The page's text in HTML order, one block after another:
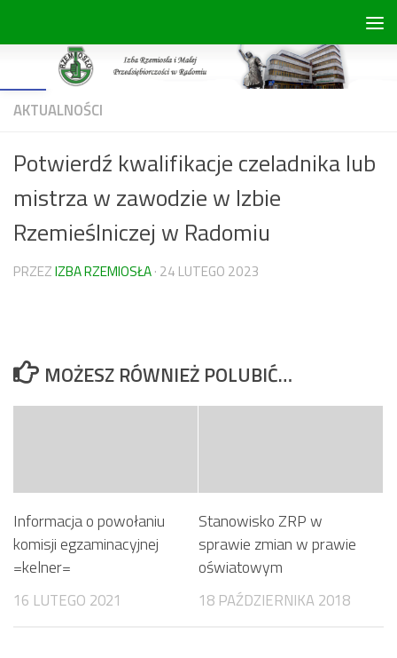
Open toolbar
AKTUALNOŚCI
Potwierdź kwalifikacje czeladnika lub
mistrza w zawodzie w Izbie
Rzemieślniczej w Radomiu
PRZEZIZBA RZEMIOSŁA· 24 LUTEGO 2023
MOŻESZ RÓWNIEŻ POLUBIĆ…
Informacja o powołaniu
komisji egzaminacyjnej
=kelner=
16 LUTEGO 2021
Stanowisko ZRP w
sprawie zmian w prawie
oświatowym
18 PAŹDZIERNIKA 2018